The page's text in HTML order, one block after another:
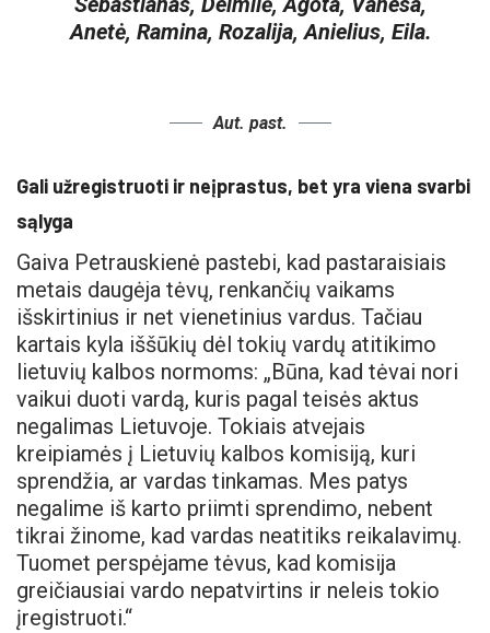
Anetė, Ramina, Rozalija, Anielius, Eila.
Aut. past.
Gali užregistruoti ir neįprastus, bet yra viena svarbi
sąlyga
Gaiva Petrauskienė pastebi, kad pastaraisiais
metais daugėja tėvų, renkančių vaikams
išskirtinius ir net vienetinius vardus. Tačiau
kartais kyla iššūkių dėl tokių vardų atitikimo
lietuvių kalbos normoms: „Būna, kad tėvai nori
vaikui duoti vardą, kuris pagal teisės aktus
negalimas Lietuvoje. Tokiais atvejais
kreipiamės į Lietuvių kalbos komisiją, kuri
sprendžia, ar vardas tinkamas. Mes patys
negalime iš karto priimti sprendimo, nebent
tikrai žinome, kad vardas neatitiks reikalavimų.
Tuomet perspėjame tėvus, kad komisija
greičiausiai vardo nepatvirtins ir neleis tokio
įregistruoti.“